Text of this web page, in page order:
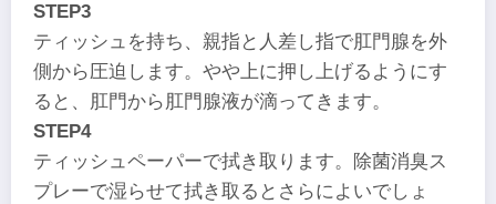
STEP3
ティッシュを持ち、親指と人差し指で肛門腺を外
側から圧迫します。やや上に押し上げるようにす
ると、肛門から肛門腺液が滴ってきます。
STEP4
ティッシュペーパーで拭き取ります。除菌消臭ス
プレーで湿らせて拭き取るとさらによいでしょ